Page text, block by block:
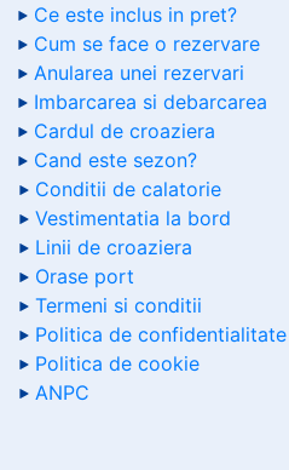
Ce este inclus in pret?
Cum se face o rezervare
Anularea unei rezervari
Imbarcarea si debarcarea
Cardul de croaziera
Cand este sezon?
Conditii de calatorie
Vestimentatia la bord
Linii de croaziera
Orase port
Termeni si conditii
Politica de confidentialitate
Politica de cookie
ANPC